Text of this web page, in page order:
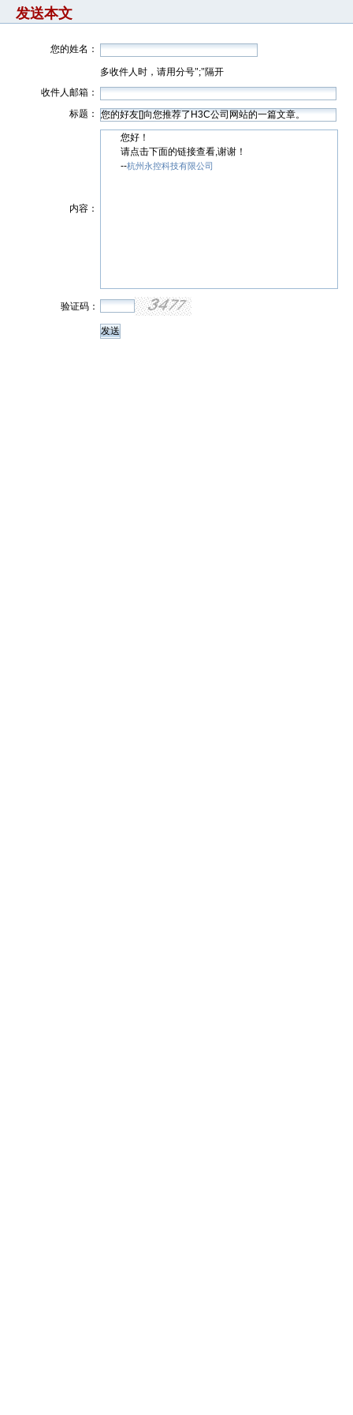
发送本文
您的姓名：
多收件人时，请用分号";"隔开
收件人邮箱：
标题：
内容：
您好！
请点击下面的链接查看,谢谢！
--杭州永控科技有限公司
验证码：